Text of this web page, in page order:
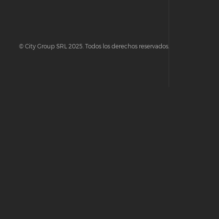
© City Group SRL 2025. Todos los derechos reservados.